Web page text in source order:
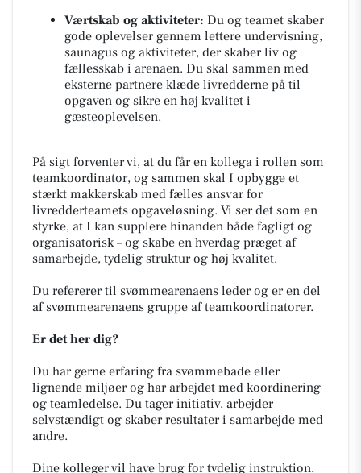
Værtskab og aktiviteter: Du og teamet skaber
gode oplevelser gennem lettere undervisning,
saunagus og aktiviteter, der skaber liv og
fællesskab i arenaen. Du skal sammen med
eksterne partnere klæde livredderne på til
opgaven og sikre en høj kvalitet i
gæsteoplevelsen.
På sigt forventer vi, at du får en kollega i rollen som
teamkoordinator, og sammen skal I opbygge et
stærkt makkerskab med fælles ansvar for
livredderteamets opgaveløsning. Vi ser det som en
styrke, at I kan supplere hinanden både fagligt og
organisatorisk – og skabe en hverdag præget af
samarbejde, tydelig struktur og høj kvalitet.
Du refererer til svømmearenaens leder og er en del
af svømmearenaens gruppe af teamkoordinatorer.
Er det her dig?
Du har gerne erfaring fra svømmebade eller
lignende miljøer og har arbejdet med koordinering
og teamledelse. Du tager initiativ, arbejder
selvstændigt og skaber resultater i samarbejde med
andre.
Dine kolleger vil have brug for tydelig instruktion,